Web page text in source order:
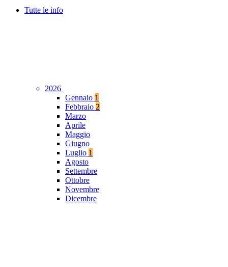
Tutte le info
2026
Gennaio 1
Febbraio 2
Marzo
Aprile
Maggio
Giugno
Luglio 1
Agosto
Settembre
Ottobre
Novembre
Dicembre